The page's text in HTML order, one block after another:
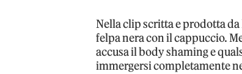
Nella clip scritta e prodotta
felpa nera con il cappuccio.
accusa il body shaming e
immergersi completamente